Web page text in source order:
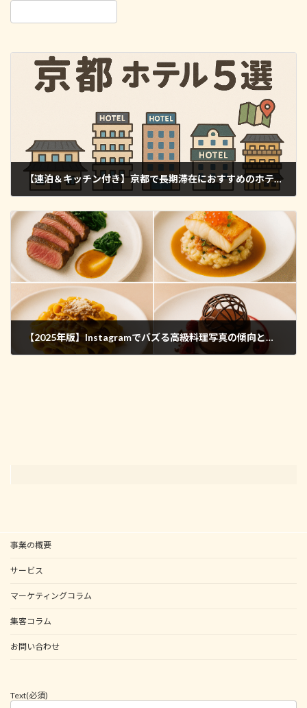
【連泊＆キッチン付き】京都で長期滞在におすすめのホテル5選
【2025年版】Instagramでバズる高級料理写真の傾向と撮影テクニック
事業の概要
サービス
マーケティングコラム
集客コラム
お問い合わせ
Text(必須)